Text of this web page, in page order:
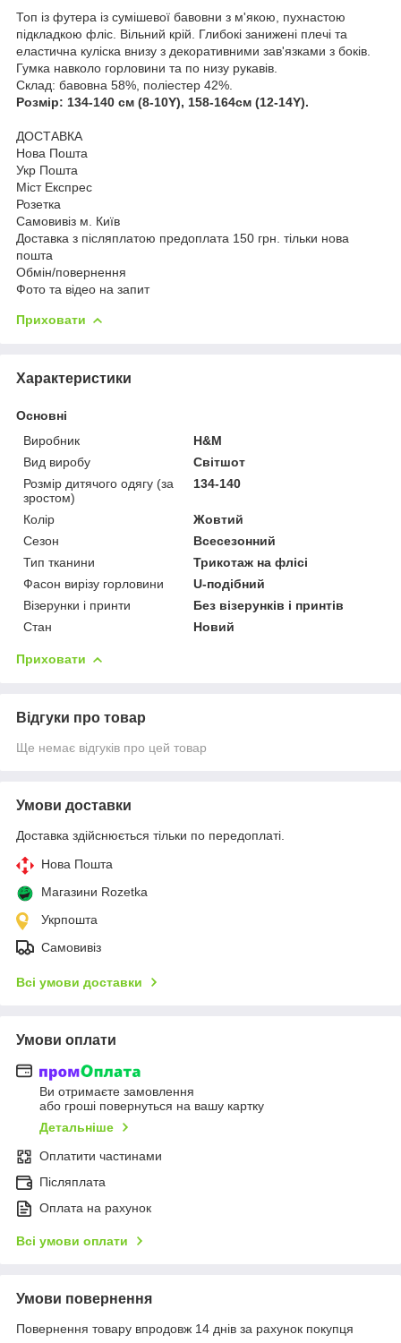
Топ із футера із сумішевої бавовни з м'якою, пухнастою
підкладкою фліс. Вільний крій. Глибокі занижені плечі та
еластична куліска внизу з декоративними зав'язками з боків.
Гумка навколо горловини та по низу рукавів.
Склад: бавовна 58%, поліестер 42%.
Розмір: 134-140 см (8-10Y), 158-164см (12-14Y).
ДОСТАВКА
Нова Пошта
Укр Пошта
Міст Експрес
Розетка
Самовивіз м. Київ
Доставка з післяплатою предоплата 150 грн. тільки нова
пошта
Обмін/повернення
Фото та відео на запит
Приховати
Характеристики
Основні
Виробник
H&M
Вид виробу
Світшот
Розмір дитячого одягу (за
зростом)
134-140
Колір
Жовтий
Сезон
Всесезонний
Тип тканини
Трикотаж на флісі
Фасон вирізу горловини
U-подібний
Візерунки і принти
Без візерунків і принтів
Стан
Новий
Приховати
Відгуки про товар
Ще немає відгуків про цей товар
Умови доставки
Доставка здійснюється тільки по передоплаті.
Нова Пошта
Магазини Rozetka
Укрпошта
Самовивіз
Всі умови доставки
Умови оплати
Ви отримаєте замовлення
або гроші повернуться на вашу картку
Детальніше
Оплатити частинами
Післяплата
Оплата на рахунок
Всі умови оплати
Умови повернення
Повернення товару впродовж 14 днів за рахунок покупця